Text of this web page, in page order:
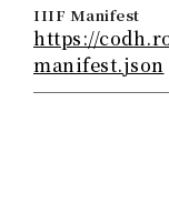
IIIF Manifest
https://
manifest.json